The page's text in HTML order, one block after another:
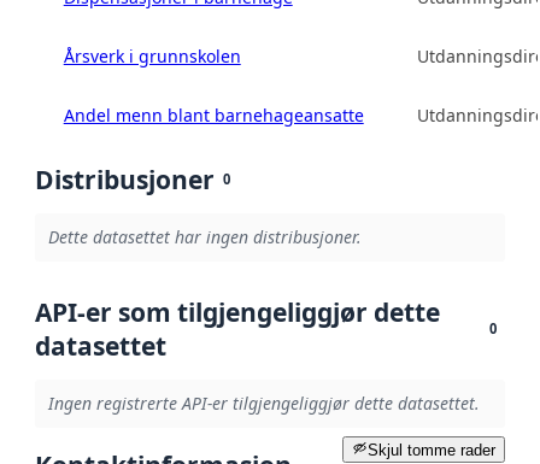
Årsverk i grunnskolen
Andel menn blant barnehageansatte
Distribusjoner 0
Dette datasettet har ingen distribusjoner.
API-er som tilgjengeliggjør dette
datasettet
0
Ingen registrerte API-er tilgjengeliggjør dette datasettet.
Skjul tomme rader